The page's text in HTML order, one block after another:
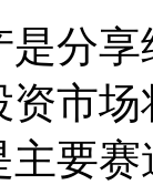
分
资市
主要